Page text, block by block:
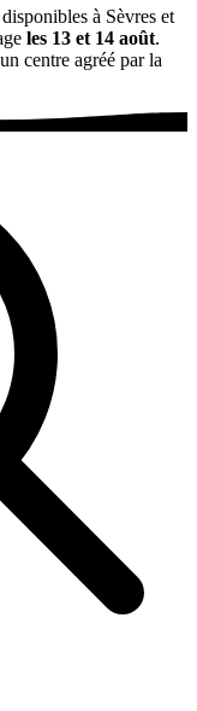
à Sèvres et
les 13 et 14 août.
centre agréé par la